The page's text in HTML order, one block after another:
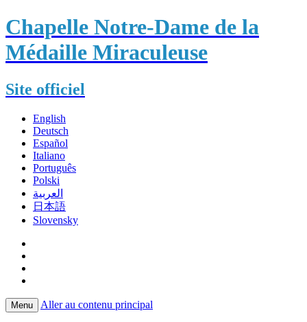
Chapelle Notre-Dame de la
Médaille Miraculeuse
Site officiel
English
Deutsch
Español
Italiano
Português
Polski
العربية
日本語
Slovensky
Menu Aller au contenu principal